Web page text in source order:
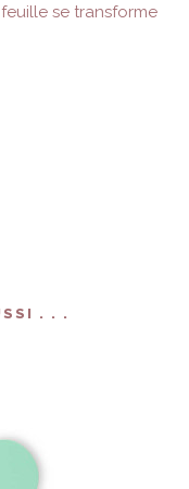
se transforme
. . .
le